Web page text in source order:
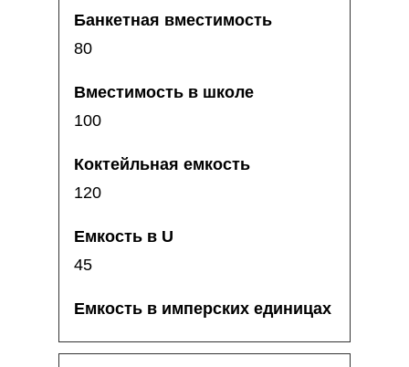
80
100
120
45